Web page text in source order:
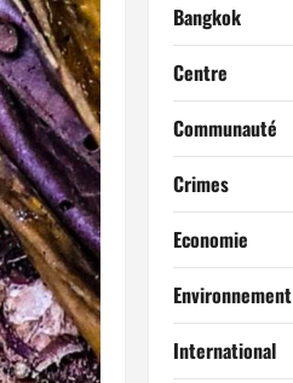
Bangkok
Centre
Communauté
Crimes
Economie
Environnement
International